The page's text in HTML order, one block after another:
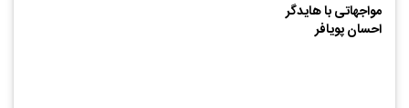
مواجهاتی با هایدگر
احسان پویافر